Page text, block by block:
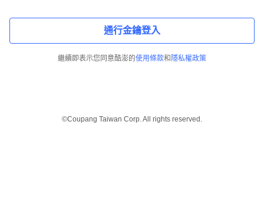
通行金鑰登入
繼續即表示您同意酷澎的使用條款和 隱私權政策
©Coupang Taiwan Corp. All rights reserved.